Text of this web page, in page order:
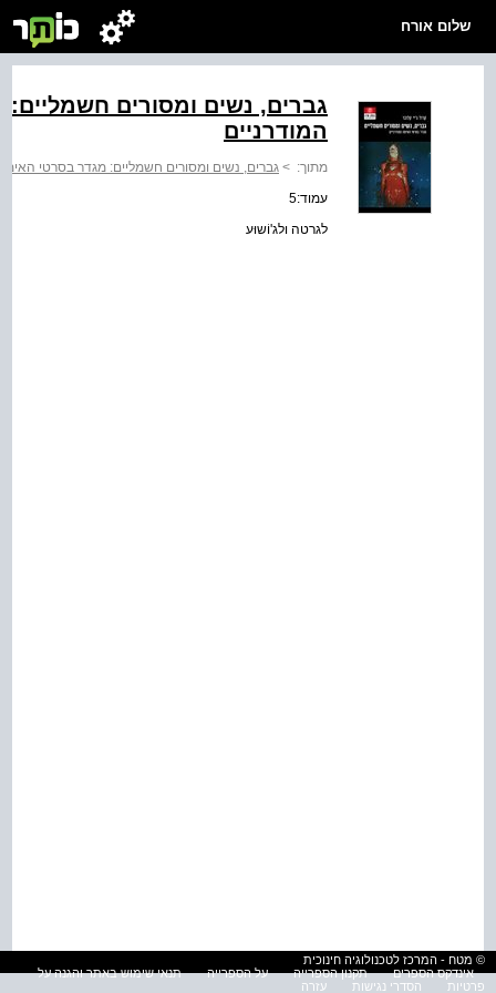
שלום אורח
גברים, נשים ומסורים
המודרניים
מתוך: > גברים, נשים ומסורים חשמליים: מגדר בסרטי
עמוד:5
לגרטה ולג'וֹשוּע
© מטח - המרכז לטכנולוגיה חינוכית
אינדקס הספרים
תקנון הספרייה על הספרייה
תנאי שימוש באתר והגנה על
פרטיות
הסדרי נגישות עזרה